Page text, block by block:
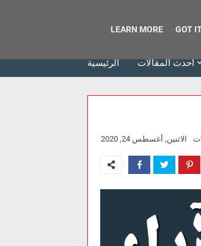
وكالة الحدث للآراء
الرئيسية أحدث المقالات
الاثنين, أغسطس 24, 2020
LEARN MORE GOT